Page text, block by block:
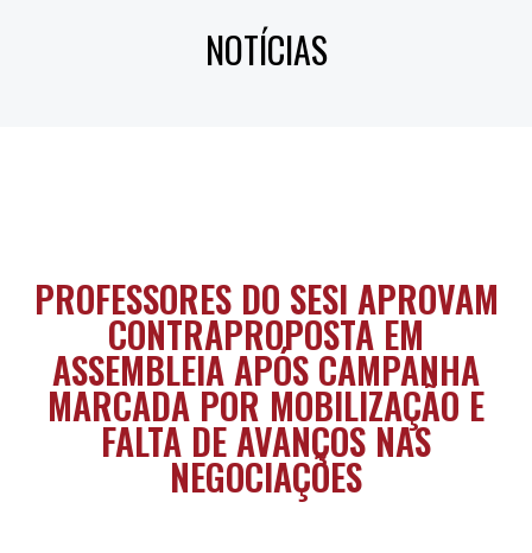
NOTÍCIAS
PROFESSORES DO SESI APROVAM
CONTRAPROPOSTA EM
ASSEMBLEIA APÓS CAMPANHA
MARCADA POR MOBILIZAÇÃO E
FALTA DE AVANÇOS NAS
NEGOCIAÇÕES